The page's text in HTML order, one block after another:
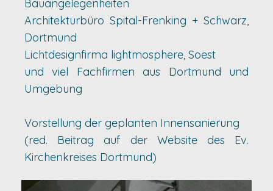
Bauangelegenheiten
Architekturbüro Spital-Frenking + Schwarz,
Dortmund
Lichtdesignfirma lightmosphere, Soest
und viel Fachfirmen aus Dortmund und
Umgebung
Vorstellung der geplanten Innensanierung
(red. Beitrag auf der Website des Ev.
Kirchenkreises Dortmund)